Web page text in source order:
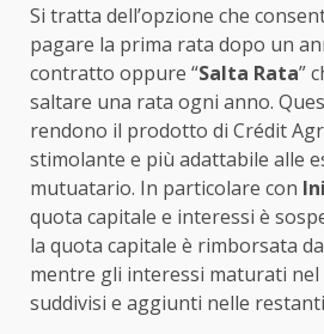
Si tratta dell’opzione che
pagare la prima rata dopo un
contratto oppure “Salta Rata”
saltare una rata ogni anno.
rendono il prodotto di Crédit
stimolante e più adattabile alle
mutuatario. In particolare con
quota capitale e interessi è
la quota capitale è rimborsata
mentre gli interessi maturati
suddivisi e aggiunti nelle